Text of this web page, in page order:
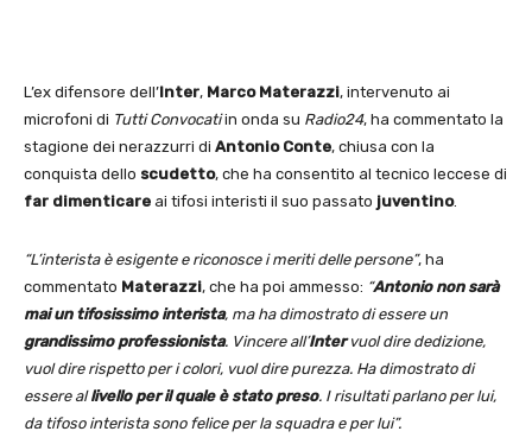
L’ex difensore dell’Inter, Marco Materazzi, intervenuto ai
microfoni di Tutti Convocatiin onda su Radio24, ha commentato la
stagione dei nerazzurri di Antonio Conte, chiusa con la
conquista dello scudetto, che ha consentito al tecnico leccese di
far dimenticare ai tifosi interisti il suo passato juventino.
“L’interista è esigente e riconosce i meriti delle persone”, ha
commentato Materazzi, che ha poi ammesso: “Antonio non sarà
mai un tifosissimo interista, ma ha dimostrato di essere un
grandissimo professionista. Vincere all’Intervuol dire dedizione,
vuol dire rispetto per i colori, vuol dire purezza. Ha dimostrato di
essere allivello per il quale è stato preso. I risultati parlano per lui,
da tifoso interista sono felice per la squadra e per lui”.